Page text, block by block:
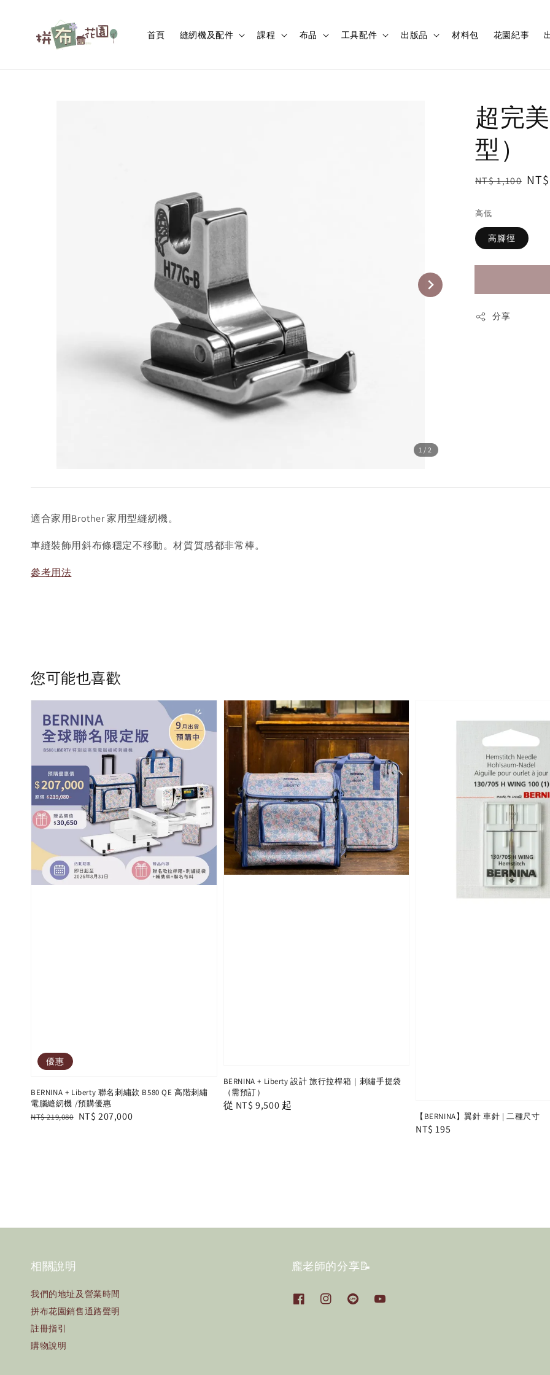
首頁 縫紉機及配件 課程 布品 工具配件 出版品 材料包 花園紀事
1 /2
超完
型）
Regular
NT$ 1,100
高低
高腳徑
分享
適合家用Brother 家用型縫紉機。
車縫裝飾用斜布條穩定不移動。材質質感都非常棒。
參考用法
您可能也喜歡
優惠
BERNINA + Liberty 聯名刺繡款 B580 QE 高階刺繡
電腦縫紉機 /預購優惠
Regular
NT$ 219,080 Sale
NT$ 207,000
BERNINA + Liberty 設計 旅行拉桿箱｜刺繡手提袋
（需預訂）
Regular
從 NT$ 9,500 起
【BERNINA】翼針 車針 | 二種尺寸
Regular
NT$ 195
相關說明
我們的地址及營業時間
拼布花園銷售通路聲明
註冊指引
購物說明
龐老師的分享📝